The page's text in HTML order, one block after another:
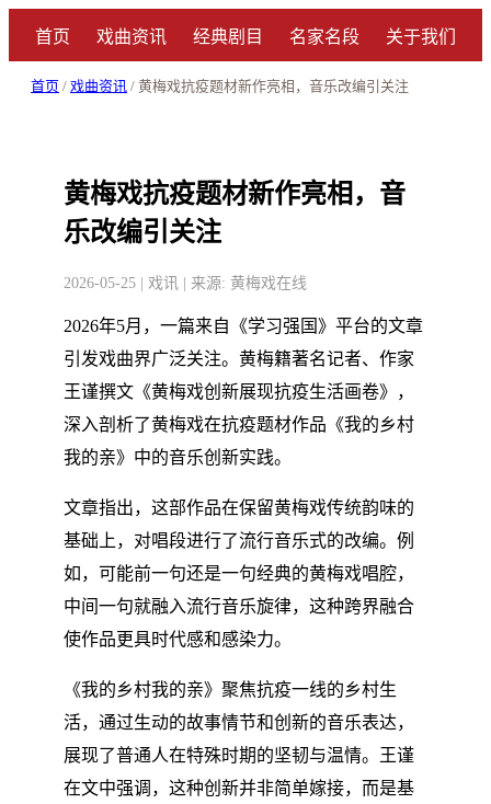
首页 戏曲资讯 经典剧目 名家名段 关于我们
首页 / 戏曲资讯 / 黄梅戏抗疫题材新作亮相，音乐改编引关注
黄梅戏抗疫题材新作亮相，音
乐改编引关注
2026-05-25 | 戏讯 | 来源: 黄梅戏在线
2026年5月，一篇来自《学习强国》平台的文章
引发戏曲界广泛关注。黄梅籍著名记者、作家
王谨撰文《黄梅戏创新展现抗疫生活画卷》，
深入剖析了黄梅戏在抗疫题材作品《我的乡村
我的亲》中的音乐创新实践。
文章指出，这部作品在保留黄梅戏传统韵味的
基础上，对唱段进行了流行音乐式的改编。例
如，可能前一句还是一句经典的黄梅戏唱腔，
中间一句就融入流行音乐旋律，这种跨界融合
使作品更具时代感和感染力。
《我的乡村我的亲》聚焦抗疫一线的乡村生
活，通过生动的故事情节和创新的音乐表达，
展现了普通人在特殊时期的坚韧与温情。王谨
在文中强调，这种创新并非简单嫁接，而是基